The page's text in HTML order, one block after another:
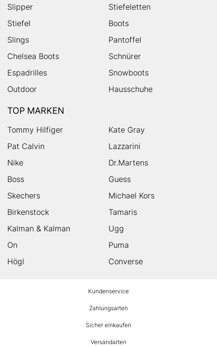
Slipper
Stiefeletten
Stiefel
Boots
Slings
Pantoffel
Chelsea Boots
Schnürer
Espadrilles
Snowboots
Outdoor
Hausschuhe
TOP MARKEN
Tommy Hilfiger
Kate Gray
Pat Calvin
Lazzarini
Nike
Dr.Martens
Boss
Guess
Skechers
Michael Kors
Birkenstock
Tamaris
Kalman & Kalman
Ugg
On
Puma
Högl
Converse
Kundenservice
Zahlungsarten
Sicher einkaufen
Versandarten